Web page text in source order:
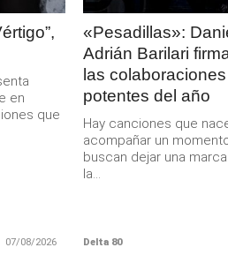
en
que
07/08/2026
«Pesadillas»:
Adrián Barilari
las
potentes del año
Hay canciones que
acompañar un
buscan dejar una
la...
Delta 80